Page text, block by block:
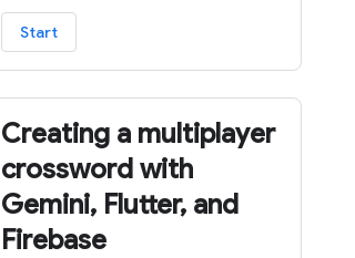
Start
Creating a multiplayer
crossword with
Gemini, Flutter, and
Firebase